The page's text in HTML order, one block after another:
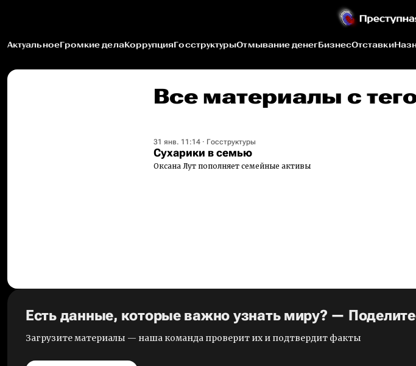
АктуальноеГромкие делаКоррупцияГосструктурыОтмывание денегБизнесОтставки
Все материалы c
31 янв. 11:14 · Госструктуры
Сухарики в семью
Оксана Лут пополняет семейные активы
Есть данные, которые важно узнать миру? —
Загрузите материалы — наша команда проверит их и подтвердит факты